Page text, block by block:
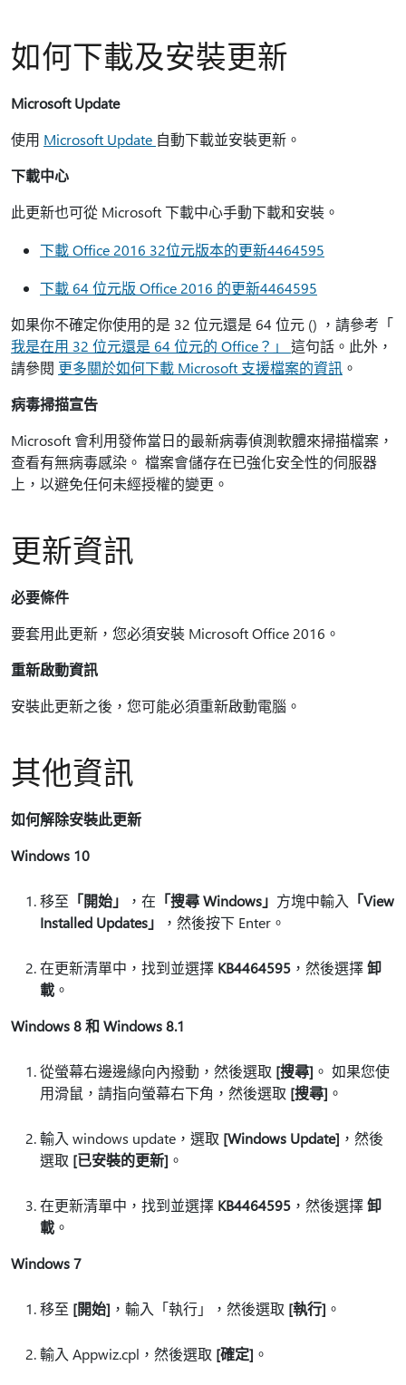
如何下載及安裝更新
Microsoft Update
使用 Microsoft Update 自動下載並安裝更新。
下載中心
此更新也可從 Microsoft 下載中心手動下載和安裝。
下載 Office 2016 32位元版本的更新4464595
下載 64 位元版 Office 2016 的更新4464595
如果你不確定你使用的是 32 位元還是 64 位元 () ，請參考「
我是在用 32 位元還是 64 位元的 Office？」 這句話。此外，
請參閱 更多關於如何下載 Microsoft 支援檔案的資訊 。
病毒掃描宣告
Microsoft 會利用發佈當日的最新病毒偵測軟體來掃描檔案，
查看有無病毒感染。 檔案會儲存在已強化安全性的伺服器
上，以避免任何未經授權的變更。
更新資訊
必要條件
要套用此更新，您必須安裝 Microsoft Office 2016。
重新啟動資訊
安裝此更新之後，您可能必須重新啟動電腦。
其他資訊
如何解除安裝此更新
Windows 10
移至 「開始」 ，在 「搜尋 Windows」 方塊中輸入
「View
Installed Updates」
，然後按下 Enter。
在更新清單中，找到並選擇 KB4464595 ，然後選擇卸
載 。
Windows 8 和 Windows 8.1
從螢幕右邊邊緣向內撥動，然後選取 [搜尋] 。 如果您使
用滑鼠，請指向螢幕右下角，然後選取 [搜尋] 。
輸入 windows update，選取 [Windows Update] ，然後
選取 [已安裝的更新] 。
在更新清單中，找到並選擇 KB4464595 ，然後選擇卸
載 。
Windows 7
移至 [開始] ，輸入「執行」，然後選取 [執行] 。
輸入 Appwiz.cpl，然後選取 [確定] 。